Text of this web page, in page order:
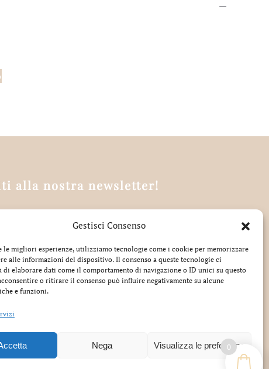
Gestisci Consenso
le migliori esperienze, utilizziamo tecnologie come i cookie per memorizzare
alle informazioni del dispositivo. Il consenso a queste tecnologie ci
di elaborare dati come il comportamento di navigazione o ID unici su questo
o ritirare il consenso può influire negativamente su alcune
e funzioni.
Nega Visualizza le preferenze
—
alla nostra newsletter!
la privacy
0572 73463
i.v.
0